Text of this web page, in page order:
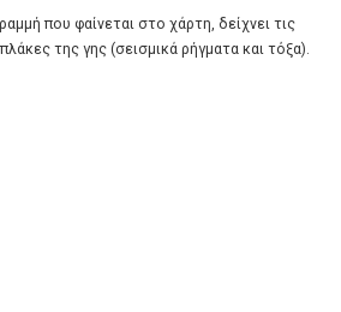
που φαίνεται στο χάρτη, δείχνει τις
της γης (σεισμικά ρήγματα και τόξα).